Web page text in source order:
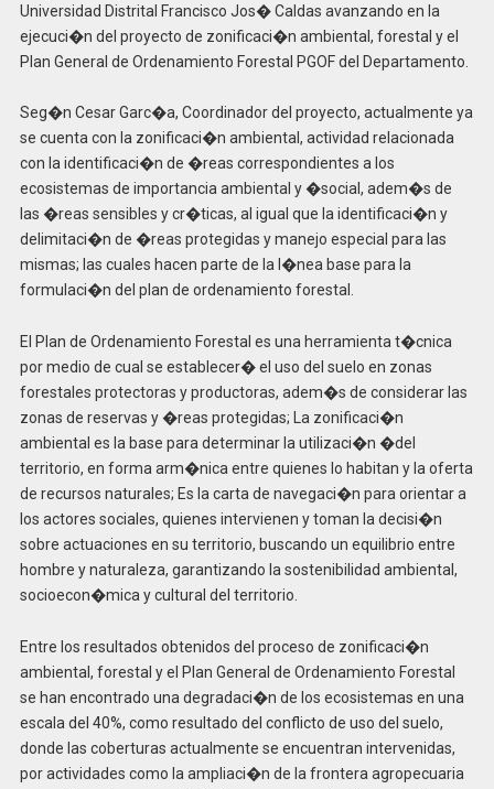
Universidad Distrital Francisco Jos� Caldas avanzando en la
ejecuci�n del proyecto de zonificaci�n ambiental, forestal y el
Plan General de Ordenamiento Forestal PGOF del Departamento.
Seg�n Cesar Garc�a, Coordinador del proyecto, actualmente ya
se cuenta con la zonificaci�n ambiental, actividad relacionada
con la identificaci�n de �reas correspondientes a los
ecosistemas de importancia ambiental y �social, adem�s de
las �reas sensibles y cr�ticas, al igual que la identificaci�n y
delimitaci�n de �reas protegidas y manejo especial para las
mismas; las cuales hacen parte de la l�nea base para la
formulaci�n del plan de ordenamiento forestal.
El Plan de Ordenamiento Forestal es una herramienta t�cnica
por medio de cual se establecer� el uso del suelo en zonas
forestales protectoras y productoras, adem�s de considerar las
zonas de reservas y �reas protegidas; La zonificaci�n
ambiental es la base para determinar la utilizaci�n �del
territorio, en forma arm�nica entre quienes lo habitan y la oferta
de recursos naturales; Es la carta de navegaci�n para orientar a
los actores sociales, quienes intervienen y toman la decisi�n
sobre actuaciones en su territorio, buscando un equilibrio entre
hombre y naturaleza, garantizando la sostenibilidad ambiental,
socioecon�mica y cultural del territorio.
Entre los resultados obtenidos del proceso de zonificaci�n
ambiental, forestal y el Plan General de Ordenamiento Forestal
se han encontrado una degradaci�n de los ecosistemas en una
escala del 40%, como resultado del conflicto de uso del suelo,
donde las coberturas actualmente se encuentran intervenidas,
por actividades como la ampliaci�n de la frontera agropecuaria